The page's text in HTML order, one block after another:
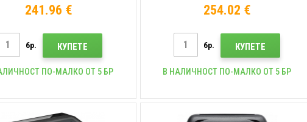
241.96 €
бр. КУПЕТЕ
ПО-МАЛКО ОТ 5 БР
(iOS, 5.0)
254.02 €
бр. КУПЕТЕ
В НАЛИЧНОСТ ПО-МАЛКО ОТ 5 БР